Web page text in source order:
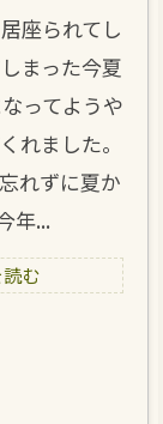
座られてし
まった今夏
ってようや
れました。
れずに夏か
年...
む